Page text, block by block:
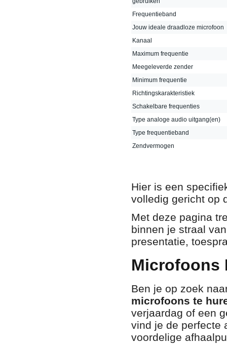
Frequentieband
Jouw ideale draadloze microfoon
Kanaal
Maximum frequentie
Meegeleverde zender
Minimum frequentie
Richtingskarakteristiek
Schakelbare frequenties
Type analoge audio uitgang(en)
Type frequentieband
Zendvermogen
Hier is een
volledig gericht op
Met deze pagina
binnen je straal
presentatie,
Microfoons
Ben je op zoek
microfoons te
verjaardag of een
vind je de perfecte
voordelige